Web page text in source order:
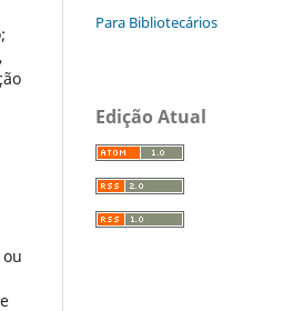
Para Bibliotecários
Edição Atual